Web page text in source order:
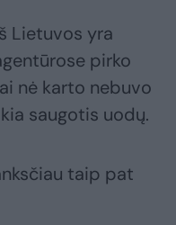
Lietuvos yra
pirko
nė karto nebuvo
saugotis uodų.
taip pat